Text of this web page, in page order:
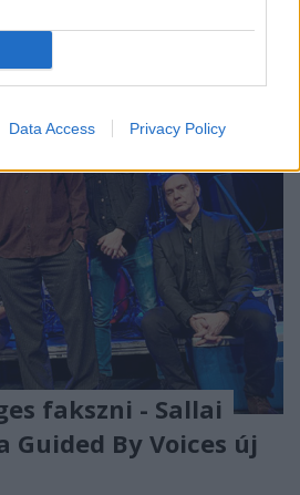
Data Access Privacy Policy
fakszni - Sallai
Guided By Voices új